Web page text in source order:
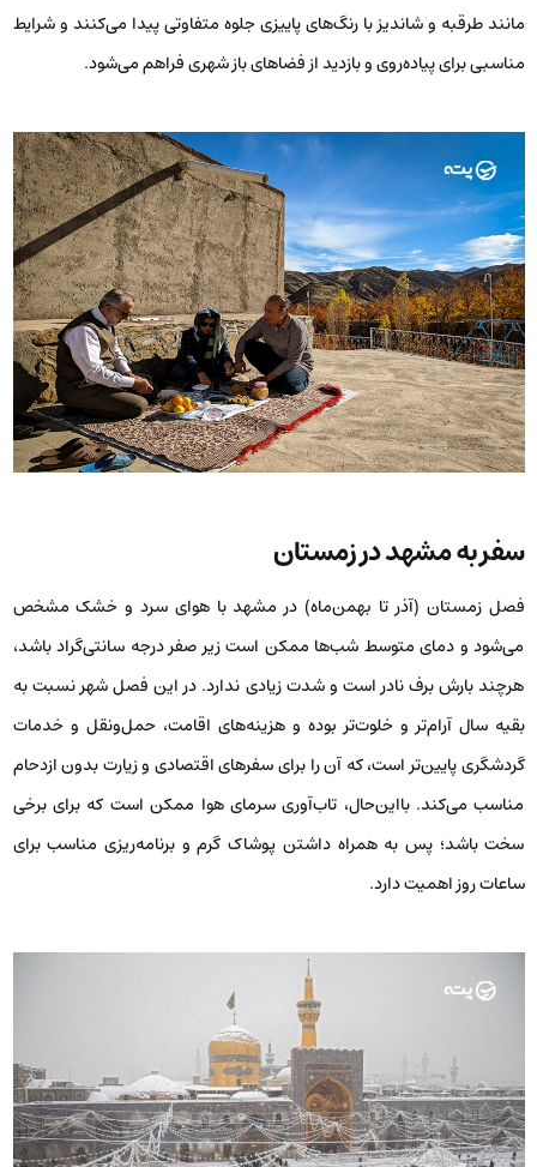
مانند طرقبه و شاندیز با رنگ‌های پاییزی جلوه متفاوتی پیدا می‌کنند و شرایط
مناسبی برای پیاده‌روی و بازدید از فضاهای باز شهری فراهم می‌شود.
سفر به مشهد در زمستان
فصل زمستان (آذر تا بهمن‌ماه) در مشهد با هوای سرد و خشک مشخص
می‌شود و دمای متوسط شب‌ها ممکن است زیر صفر درجه سانتی‌گراد باشد،
هرچند بارش برف نادر است و شدت زیادی ندارد. در این فصل شهر نسبت به
بقیه سال آرام‌تر و خلوت‌تر بوده و هزینه‌های اقامت، حمل‌ونقل و خدمات
گردشگری پایین‌تر است، که آن را برای سفرهای اقتصادی و زیارت بدون ازدحام
مناسب می‌کند. بااین‌حال، تاب‌آوری سرمای هوا ممکن است که برای برخی
سخت باشد؛ پس به همراه داشتن پوشاک گرم و برنامه‌ریزی مناسب برای
ساعات روز اهمیت دارد.